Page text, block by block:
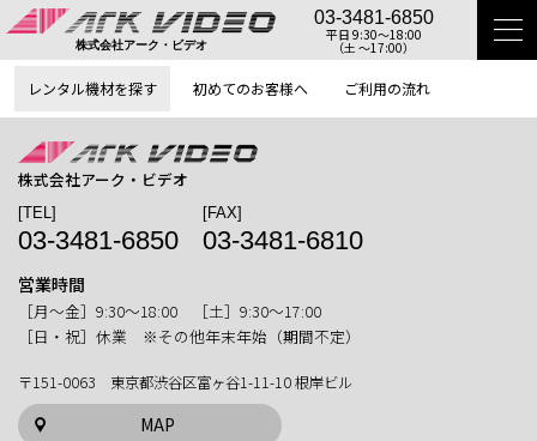
株式会社アーク・ビデオ
03-3481-6850
平日 9:30〜18:00
（土 〜17:00）
レンタル機材を探す 初めてのお客様へ ご利用の流れ
株式会社アーク・ビデオ
[TEL]
03-3481-6850
[FAX]
03-3481-6810
営業時間
［月〜金］9:30〜18:00 ［土］9:30〜17:00
［日・祝］休業 ※その他年末年始（期間不定）
〒151-0063 東京都渋谷区富ヶ谷1-11-10 根岸ビル
MAP